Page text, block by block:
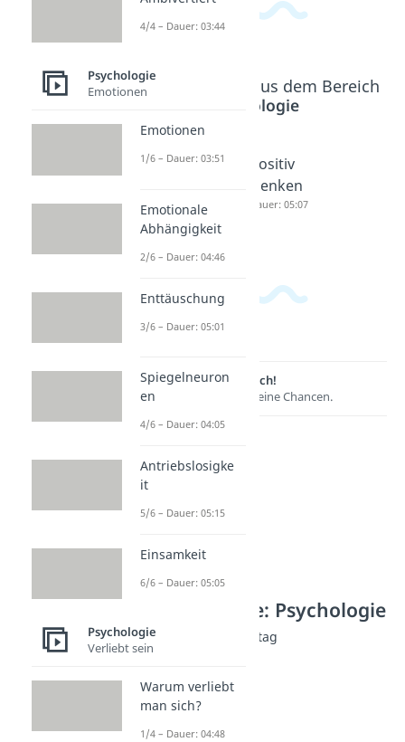
Beliebte Inhalte aus dem Bereich
Psychologie
Mental
Dauer: 03:05
Gedanke
ll
Dauer: 04:37
Positiv
Denken
Dauer: 05:07
Lernen lohnt sich!
Entdecke hier deine Chancen.
Weitere Inhalte: Psychologie
Psychologie für den Alltag
Workaholic
People Pleaser
Dauer: 04:45
Mental Load
4/4 – Dauer: 03:44
Psychologie
Emotionen
Emotionen
1/6 – Dauer: 03:51
Emotionale
Abhängigkeit
2/6 – Dauer: 04:46
Enttäuschung
3/6 – Dauer: 05:01
Spiegelneuron
en
4/6 – Dauer: 04:05
Antriebslosigke
it
5/6 – Dauer: 05:15
Einsamkeit
6/6 – Dauer: 05:05
Psychologie
Verliebt sein
Warum verliebt
man sich?
1/4 – Dauer: 04:48